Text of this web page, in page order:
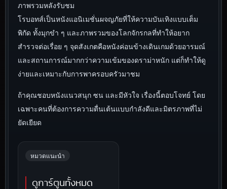
ภาพรวมหลังรับชม
โรบอทส์เป็นหนังแอนิเมชั่นผจญภัยที่ให้ความบันเทิงแบบเต็ม
พิกัด ทั้งมุกขำ ๆ และภาพรวมของโลกจักรกลที่ทำให้อยาก
สำรวจต่อเรื่อย ๆ จุดสังเกตคือหนังค่อนข้างเดินเกมด้วยอารมณ์
และสถานการณ์มากกว่าความเข้มของดราม่าหนัก แต่ก็ทำให้ดู
ง่ายและเหมาะกับการพาครอบครัวมาชม
ถ้าคุณชอบหนังแนวสนุก ซน และมีหัวใจ เรื่องนี้ตอบโจทย์ โดย
เฉพาะคนที่ต้องการความตื่นเต้นแบบกำลังดีและมิตรภาพที่ไม่
ยัดเยียด
หมวดแนะนำ
ดูการ์ตูนทั้งหมด